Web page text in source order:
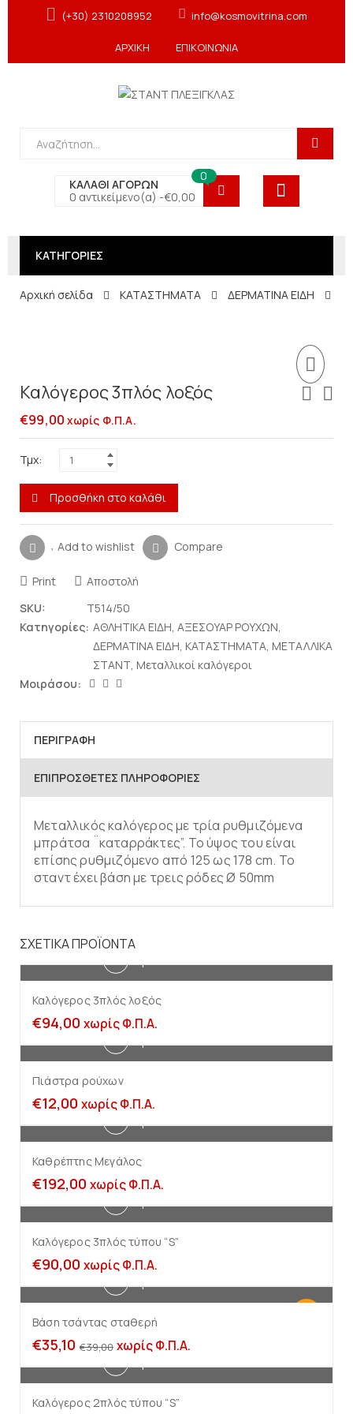
(+30) 2310208952 info@kosmovitrina.com
ΑΡΧΙΚΗ ΕΠΙΚΟΙΝΩΝΙΑ
ΚΑΛΑΘΙ ΑΓΟΡΩΝ
0 αντικείμενο(α) -€0,00
0
ΚΑΤΗΓΟΡΙΕΣ
Αρχική σελίδα ΚΑΤΑΣΤΗΜΑΤΑ ΔΕΡΜΑΤΙΝΑ ΕΙΔΗ
Καλόγερος 3πλός λοξός
€99,00 χωρίς Φ.Π.Α.
Τμχ:
Προσθήκη στο καλάθι
Add to wishlist Compare
Print
Αποστολή
SKU:
T514/50
Κατηγορίες: ΑΘΛΗΤΙΚΑ ΕΙΔΗ, ΑΞΕΣΟΥΑΡ ΡΟΥΧΩΝ,
ΔΕΡΜΑΤΙΝΑ ΕΙΔΗ, ΚΑΤΑΣΤΗΜΑΤΑ, ΜΕΤΑΛΛΙΚΑ
ΣΤΑΝΤ, Μεταλλικοί καλόγεροι
Μοιράσου:
ΠΕΡΙΓΡΑΦΉ
ΕΠΙΠΡΌΣΘΕΤΕΣ ΠΛΗΡΟΦΟΡΊΕΣ
Μεταλλικός καλόγερος με τρία ρυθμιζόμενα
μπράτσα ¨καταρράκτες”. Το ύψος του είναι
επίσης ρυθμιζόμενο από 125 ως 178 cm. Το
σταντ έχει βάση με τρεις ρόδες Ø 50mm
ΣΧΕΤΙΚΆ ΠΡΟΪΌΝΤΑ
Καλόγερος 3πλός λοξός
€94,00 χωρίς Φ.Π.Α.
Πιάστρα ρούχων
€12,00 χωρίς Φ.Π.Α.
Καθρέπτης Μεγάλος
€192,00 χωρίς Φ.Π.Α.
Καλόγερος 3πλός τύπου “S”
€90,00 χωρίς Φ.Π.Α.
Βάση τσάντας σταθερή
€39,00
€35,10 χωρίς Φ.Π.Α.
Καλόγερος 2πλός τύπου “S”